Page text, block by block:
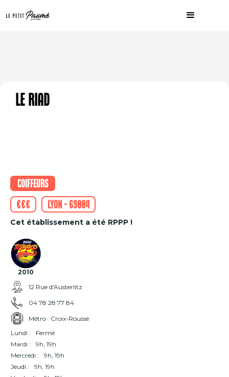
Le Riad
Coiffeurs
€€€
Lyon - 69004
Cet établissement a été RPPP !
2010
12 Rue d'Austerlitz
04 78 28 77 84
Métro : Croix-Rousse
Lundi :
Fermé
Mardi :
9h, 19h
Mercredi :
9h, 19h
Jeudi :
9h, 19h